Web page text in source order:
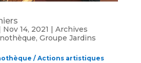
Nov 14, 2021 | Archives
, Groupe Jardins
/ Actions artistiques